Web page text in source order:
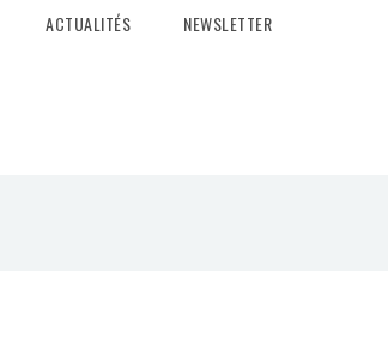
ACTUALITÉS NEWSLETTER